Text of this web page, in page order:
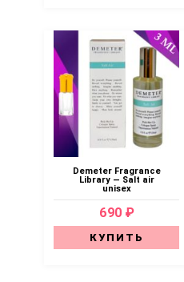
Demeter Fragrance
Library — Salt air
unisex
690 ₽
КУПИТЬ